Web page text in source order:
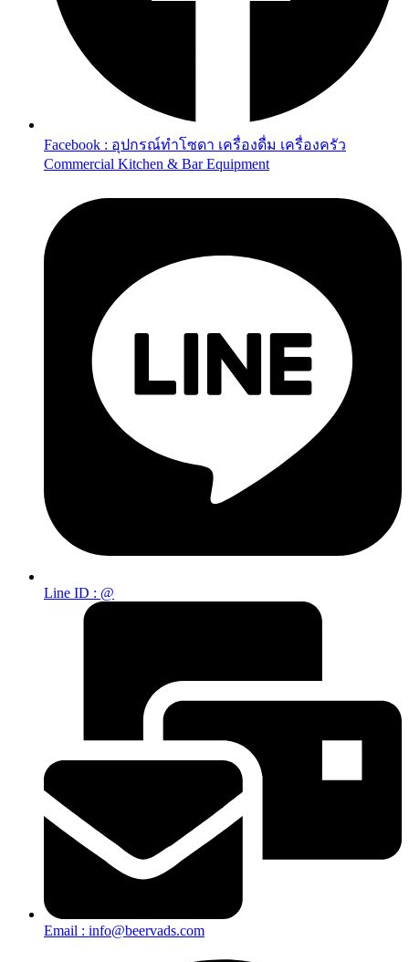
Facebook : อุปกรณ์ทำโซดา เครื่องดื่ม เครื่องครัว
Commercial Kitchen & Bar Equipment
Line ID : @
Email : info@beervads.com